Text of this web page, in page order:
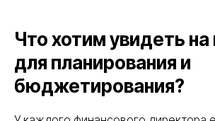
Что хотим увидеть
для планирования и
бюджетирования?